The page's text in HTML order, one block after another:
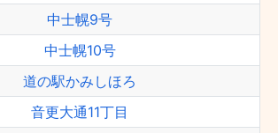
中士幌9号
中士幌10号
道の駅かみしほろ
音更大通11丁目